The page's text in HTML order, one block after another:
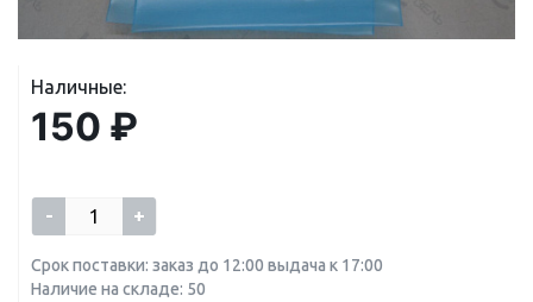
Наличные:
150 ₽
- +
Срок поставки: заказ до 12:00 выдача к 17:00
Наличие на складе: 50